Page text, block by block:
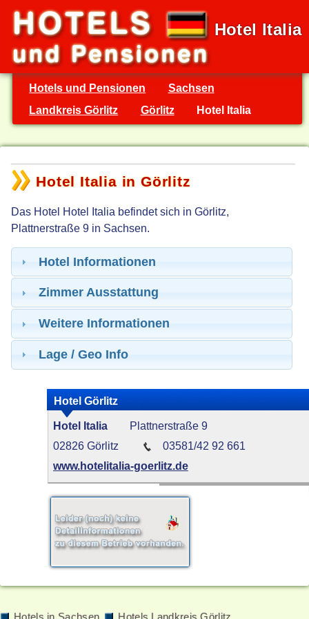
Hotel Italia
Hotels und Pensionen
Sachsen
Landkreis Görlitz
Görlitz Hotel Italia
Hotel Italia in Görlitz
Das Hotel Hotel Italia befindet sich in Görlitz,
Plattnerstraße 9 in Sachsen.
Hotel Informationen
Zimmer Ausstattung
Weitere Informationen
Lage / Geo Info
Hotel Görlitz
Hotel Italia
Plattnerstraße 9
02826 Görlitz
03581/42 92 661
www.hotelitalia-goerlitz.de